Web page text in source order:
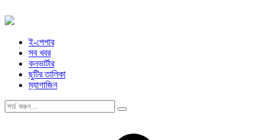
ই-পেপার
সব খবর
কনভার্টার
ছুটির তালিকা
ম্যাগাজিন